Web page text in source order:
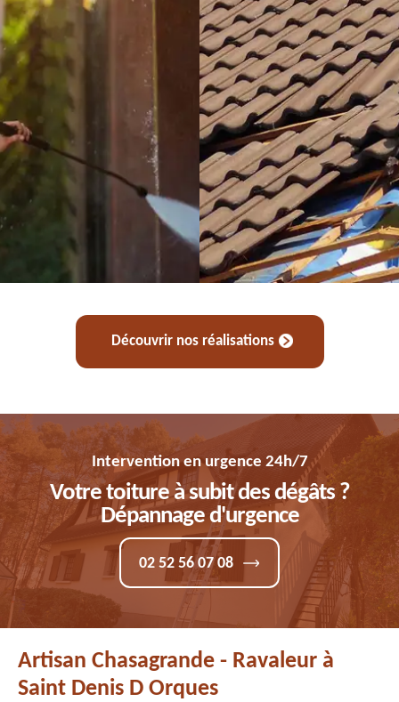
Découvrir nos réalisations
Intervention en urgence 24h/7
Votre toiture à subit des dégâts ?
Dépannage d'urgence
02 52 56 07 08
Artisan Chasagrande - Ravaleur à
Saint Denis D Orques